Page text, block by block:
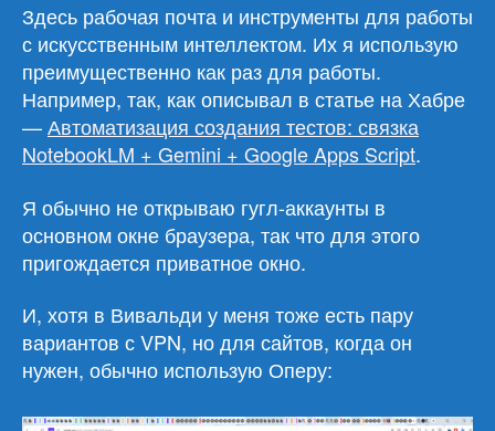
Здесь рабочая почта и инструменты для работы
с искусственным интеллектом. Их я использую
преимущественно как раз для работы.
Например, так, как описывал в статье на Хабре
—Автоматизация создания тестов: связка
NotebookLM + Gemini + Google Apps Script.
Я обычно не открываю гугл-аккаунты в
основном окне браузера, так что для этого
пригождается приватное окно.
И, хотя в Вивальди у меня тоже есть пару
вариантов с VPN, но для сайтов, когда он
нужен, обычно использую Оперу: